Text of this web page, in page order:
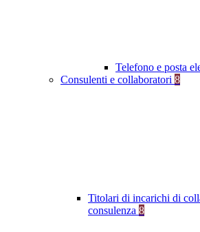
Telefono e posta
Consulenti e collaboratori 8
Titolari di incarichi di
consulenza 8